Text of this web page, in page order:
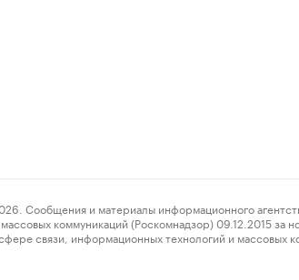
и материалы информационного
коммуникаций (Роскомнадзор) 09.12.2015
связи, информационных технологий и